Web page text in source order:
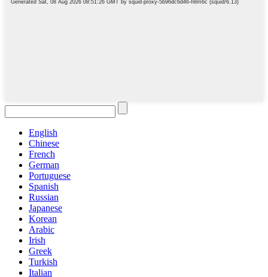
English
Chinese
French
German
Portuguese
Spanish
Russian
Japanese
Korean
Arabic
Irish
Greek
Turkish
Italian